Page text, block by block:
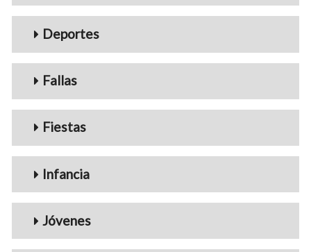
Deportes
Fallas
Fiestas
Infancia
Jóvenes